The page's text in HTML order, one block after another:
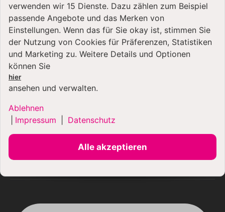
verwenden wir 15 Dienste. Dazu zählen zum Beispiel
passende Angebote und das Merken von
Einstellungen. Wenn das für Sie okay ist, stimmen Sie
der Nutzung von Cookies für Präferenzen, Statistiken
und Marketing zu. Weitere Details und Optionen
können Sie
hier
ansehen und verwalten.
Ablehnen
Impressum Datenschutz
Alle akzeptieren